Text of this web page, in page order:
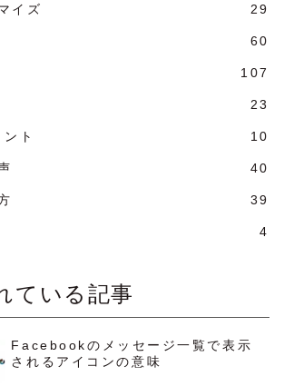
イズ 29
60
107
23
ト 10
40
39
4
ている記事
Facebookのメッセージ一覧で表示
されるアイコンの意味